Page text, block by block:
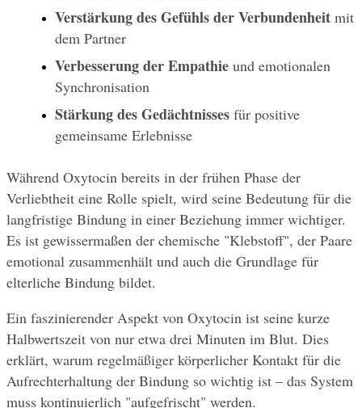
Verstärkung des Gefühls der Verbundenheit mit
dem Partner
Verbesserung der Empathie und emotionalen
Synchronisation
Stärkung des Gedächtnisses für positive
gemeinsame Erlebnisse
Während Oxytocin bereits in der frühen Phase der
Verliebtheit eine Rolle spielt, wird seine Bedeutung für die
langfristige Bindung in einer Beziehung immer wichtiger.
Es ist gewissermaßen der chemische "Klebstoff", der Paare
emotional zusammenhält und auch die Grundlage für
elterliche Bindung bildet.
Ein faszinierender Aspekt von Oxytocin ist seine kurze
Halbwertszeit von nur etwa drei Minuten im Blut. Dies
erklärt, warum regelmäßiger körperlicher Kontakt für die
Aufrechterhaltung der Bindung so wichtig ist – das System
muss kontinuierlich "aufgefrischt" werden.